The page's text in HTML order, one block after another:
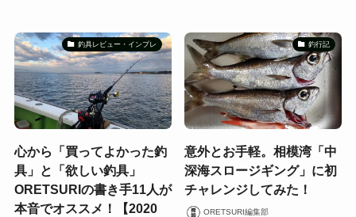
釣具レビュー・インプレ
心から「買ってよかった釣
具」と「欲しい釣具」
ORETSURIの書き手11人が
本音でオススメ！【2020
釣行記
意外とお手軽。相模湾「中
深海スロージギング」に初
チャレンジしてみた！
ORETSURI編集部